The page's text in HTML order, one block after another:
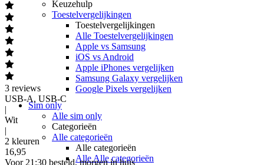
Keuzehulp
Toestelvergelijkingen
Toestelvergelijkingen
Alle Toestelvergelijkingen
Apple vs Samsung
iOS vs Android
Apple iPhones vergelijken
Samsung Galaxy vergelijken
Google Pixels vergelijken
Sim only
Alle sim only
Categorieën
Alle categorieën
Alle categorieën
Alle Alle categorieën
3 reviews
USB-A, USB-C
|
Wit
|
2 kleuren
16,95
Voor 21:30 besteld, morgen in huis